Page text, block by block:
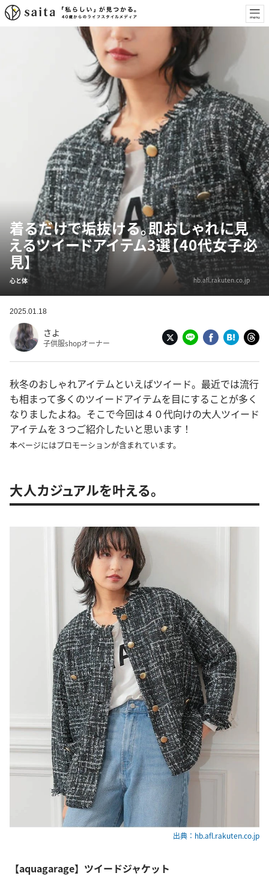
着るだけで垢抜ける。即おしゃれに見
えるツイードアイテム3選【40代女子必
見】
心と体 hb.afl.rakuten.co.jp
2025.01.18
さよ
子供服shopオーナー
秋冬のおしゃれアイテムといえばツイード。最近では流行
も相まって多くのツイードアイテムを目にすることが多く
なりましたよね。そこで今回は４０代向けの大人ツイード
アイテムを３つご紹介したいと思います！
本ページにはプロモーションが含まれています。
大人カジュアルを叶える。
出典：hb.afl.rakuten.co.jp
【aquagarage】ツイードジャケット